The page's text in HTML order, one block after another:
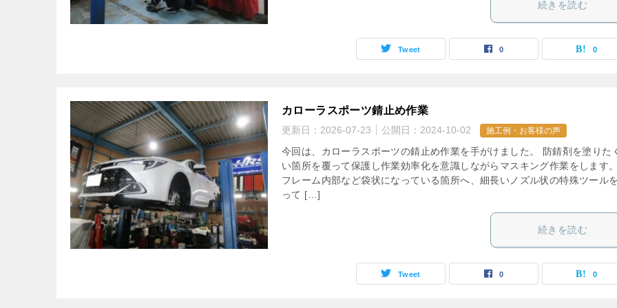
続きを読む
Tweet 0 0
カローラスポーツ錆止め作業
更新日： 2026-07-23 公開日： 2024-10-02 施工例・お客様の声
今回は、カローラスポーツの錆止め作業を手がけました。 防錆剤を塗りた
い箇所を覆って保護し作業効率化を意識しながらマスキング作業をしま
フレーム内部など袋状になっている箇所へ、細長いノズル状の特殊ツール
って […]
続きを読む
Tweet 0 0